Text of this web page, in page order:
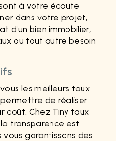
à votre écoute
dans votre projet,
d'un bien immobilier,
ou tout autre besoin
les meilleurs taux
de réaliser
coût. Chez Tiny taux
transparence est
garantissons des